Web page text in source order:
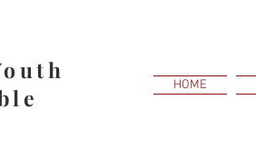
HOME